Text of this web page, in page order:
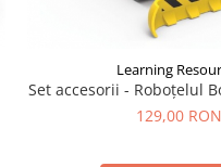
Learning
Set accesorii - Roboțelul
129,00 RON